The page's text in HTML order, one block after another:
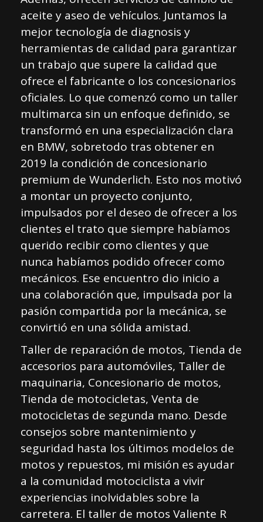
aceite y aseo de vehículos. Juntamos la
mejor tecnología de diagnosis y
herramientas de calidad para garantizar
un trabajo que supere la calidad que
ofrece el fabricante o los concesionarios
oficiales. Lo que comenzó como un taller
multimarca sin un enfoque definido, se
transformó en una especialización clara
en BMW, sobretodo tras obtener en
2019 la condición de concesionario
premium de Wunderlich. Esto nos motivó
a montar un proyecto conjunto,
impulsados por el deseo de ofrecer a los
clientes el trato que siempre habíamos
querido recibir como clientes y que
nunca habíamos podido ofrecer como
mecánicos. Ese encuentro dio inicio a
una colaboración que, impulsada por la
pasión compartida por la mecánica, se
convirtió en una sólida amistad.
Taller de reparación de motos, Tienda de
accesorios para automóviles, Taller de
maquinaria, Concesionario de motos,
Tienda de motocicletas, Venta de
motocicletas de segunda mano. Desde
consejos sobre mantenimiento y
seguridad hasta los últimos modelos de
motos y repuestos, mi misión es ayudar
a la comunidad motociclista a vivir
experiencias inolvidables sobre la
carretera. El taller de motos Valiente R